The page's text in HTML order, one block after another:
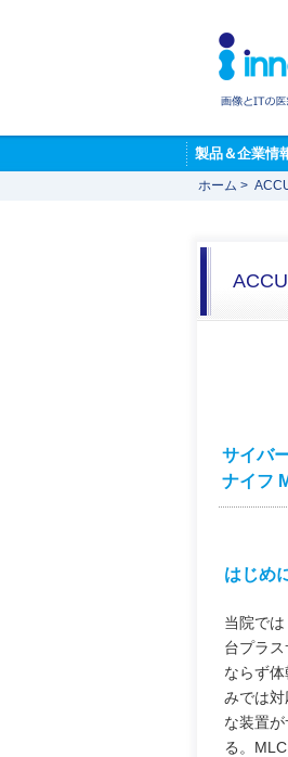
製品＆企業情
ホーム >
サイバ
ナイフ
はじめ
当院で
台プラ
ならず
みでは
な装置
る。